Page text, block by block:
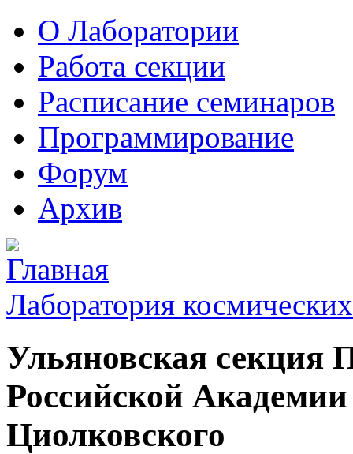
О Лаборатории
Работа секции
Расписание семинаров
Программирование
Форум
Архив
Лаборатория
Ульяновская секция
Российской
Циолковского